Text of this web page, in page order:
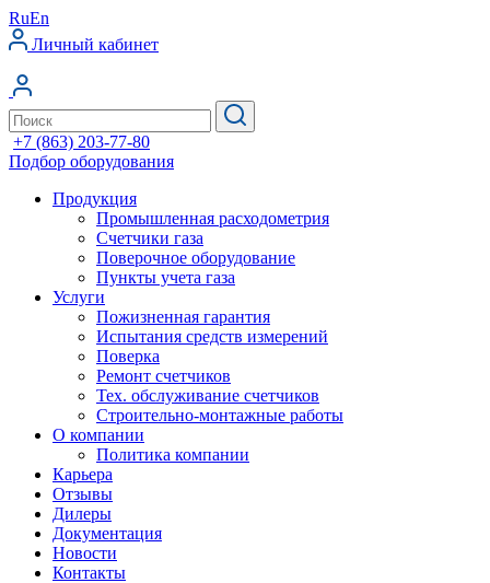
RuEn
Личный кабинет
+7 (863) 203-77-80
Подбор оборудования
Продукция
Промышленная расходометрия
Счетчики газа
Поверочное оборудование
Пункты учета газа
Услуги
Пожизненная гарантия
Испытания средств измерений
Поверка
Ремонт счетчиков
Тех. обслуживание счетчиков
Строительно-монтажные работы
О компании
Политика компании
Карьера
Отзывы
Дилеры
Документация
Новости
Контакты